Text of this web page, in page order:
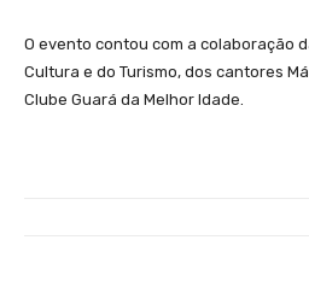
O evento contou com a colaboração
Cultura e do Turismo, dos cantores
Clube Guará da Melhor Idade.